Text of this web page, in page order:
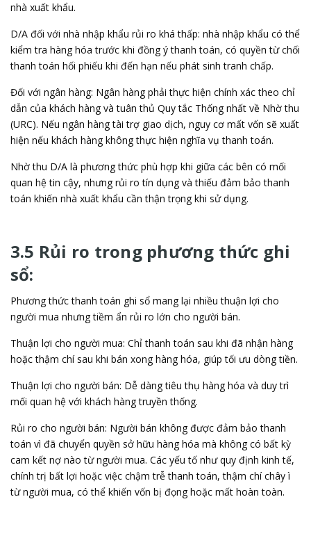
nhà xuất khẩu.
D/A đối với nhà nhập khẩu rủi ro khá thấp: nhà nhập khẩu có thể
kiểm tra hàng hóa trước khi đồng ý thanh toán, có quyền từ chối
thanh toán hối phiếu khi đến hạn nếu phát sinh tranh chấp.
Đối với ngân hàng: Ngân hàng phải thực hiện chính xác theo chỉ
dẫn của khách hàng và tuân thủ Quy tắc Thống nhất về Nhờ thu
(URC). Nếu ngân hàng tài trợ giao dịch, nguy cơ mất vốn sẽ xuất
hiện nếu khách hàng không thực hiện nghĩa vụ thanh toán.
Nhờ thu D/A là phương thức phù hợp khi giữa các bên có mối
quan hệ tin cậy, nhưng rủi ro tín dụng và thiếu đảm bảo thanh
toán khiến nhà xuất khẩu cần thận trọng khi sử dụng.
3.5 Rủi ro trong phương thức ghi
sổ:
Phương thức thanh toán ghi sổ mang lại nhiều thuận lợi cho
người mua nhưng tiềm ẩn rủi ro lớn cho người bán.
Thuận lợi cho người mua: Chỉ thanh toán sau khi đã nhận hàng
hoặc thậm chí sau khi bán xong hàng hóa, giúp tối ưu dòng tiền.
Thuận lợi cho người bán: Dễ dàng tiêu thụ hàng hóa và duy trì
mối quan hệ với khách hàng truyền thống.
Rủi ro cho người bán: Người bán không được đảm bảo thanh
toán vì đã chuyển quyền sở hữu hàng hóa mà không có bất kỳ
cam kết nợ nào từ người mua. Các yếu tố như quy định kinh tế,
chính trị bất lợi hoặc việc chậm trễ thanh toán, thậm chí chây ì
từ người mua, có thể khiến vốn bị đọng hoặc mất hoàn toàn.